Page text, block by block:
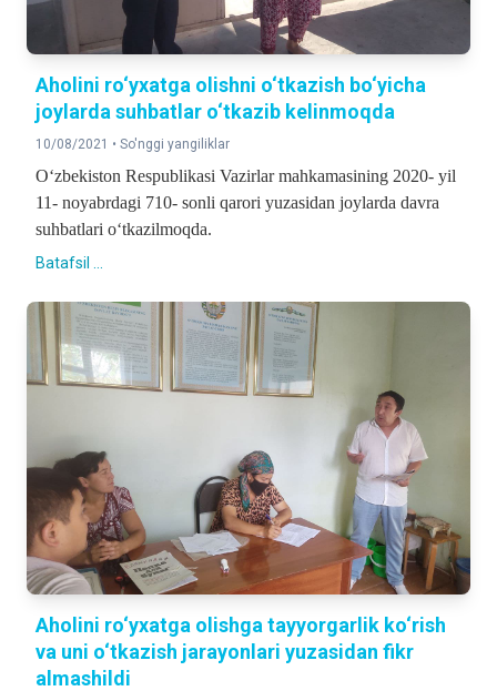
Aholini ro‘yxatga olishni o‘tkazish bo‘yicha
joylarda suhbatlar o‘tkazib kelinmoqda
10/08/2021 • So'nggi yangiliklar
O‘zbekiston Respublikasi Vazirlar mahkamasining 2020- yil
11- noyabrdagi 710- sonli qarori yuzasidan joylarda davra
suhbatlari o‘tkazilmoqda.
Batafsil ...
Aholini ro‘yxatga olishga tayyorgarlik ko‘rish
va uni o‘tkazish jarayonlari yuzasidan fikr
almashildi